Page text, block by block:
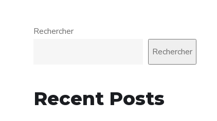
Rechercher
Rechercher
Recent Posts